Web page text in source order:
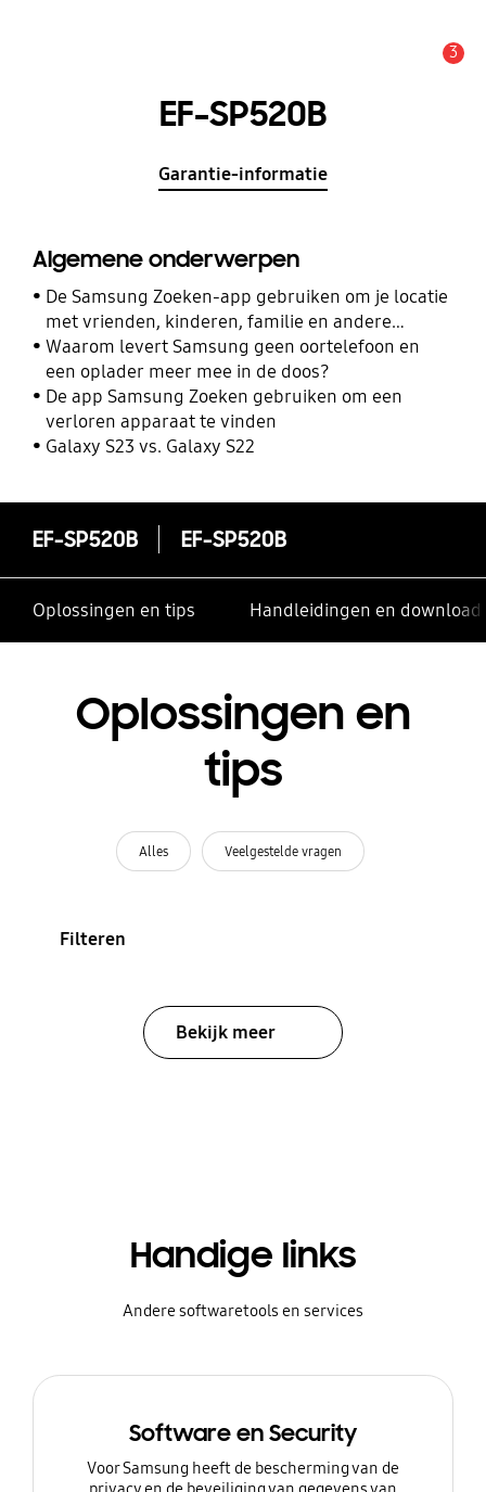
3
EF-SP520B
Garantie-informatie
Algemene onderwerpen
De Samsung Zoeken-app gebruiken om je locatie
met vrienden, kinderen, familie en andere
contacten te delen
Waarom levert Samsung geen oortelefoon en
een oplader meer mee in de doos?
De app Samsung Zoeken gebruiken om een
verloren apparaat te vinden
Galaxy S23 vs. Galaxy S22
EF-SP520B EF-SP520B
Oplossingen en tips Handleidingen en
Oplossingen en
tips
Alles Veelgestelde vragen
Filteren
Bekijk meer
Handige links
Andere softwaretools en services
Software en Security
Voor Samsung heeft de bescherming van de